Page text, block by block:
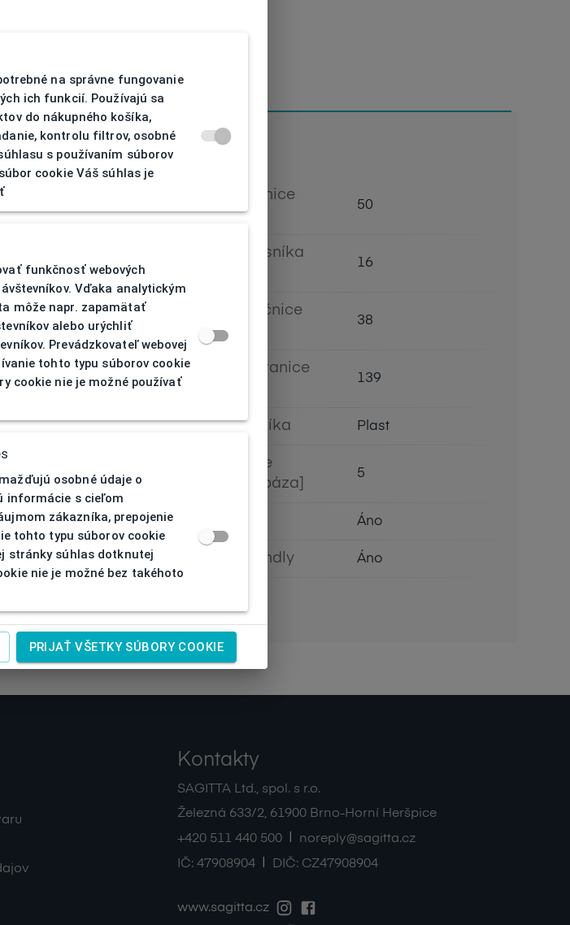
Šírka očnice
[mm]
50
Šírka nosníka
16
Výška očnice
[mm]
38
Dĺžka stranice
139
Typ nosníka Plast
Prehnutie
očnice [báza]
5
Áno
Eco Friendly Áno
Kontakty
SAGITTA Ltd., spol. s r.o.
Železná 633/2, 61900 Brno-Horní Heršpice
+420 511 440 500
noreply@sagitta.cz
IČ: 47908904 DIČ: CZ47908904
www.sagitta.cz
na správne fungovanie
ich funkcií. Používajú sa
do nákupného košíka,
kontrolu filtrov, osobné
s používaním súborov
cookie Váš súhlas je
funkčnosť webových
Vďaka analytickým
môže napr. zapamätať
alebo urýchliť
Prevádzkovateľ webovej
tohto typu súborov cookie
cookie nie je možné používať
osobné údaje o
informácie s cieľom
zákazníka, prepojenie
tohto typu súborov cookie
stránky súhlas dotknutej
nie je možné bez takéhoto
PRIJAŤ VŠETKY SÚBORY COOKIE